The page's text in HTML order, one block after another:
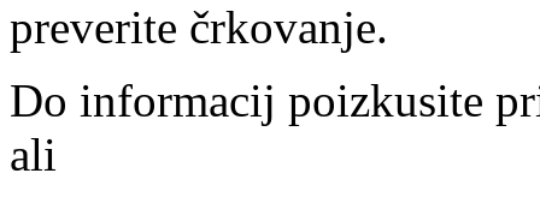
preverite črkovanje.
Do informacij poizkusite
ali